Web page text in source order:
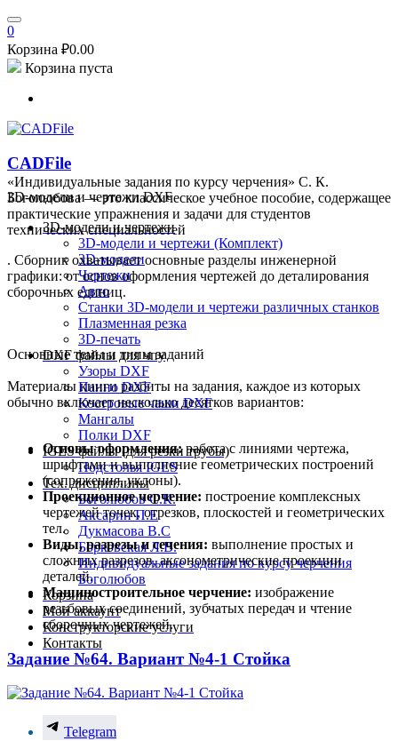
0
Корзина ₽0.00
Корзина пуста
CADFile
3D-модели и чертежи DXF
3D-модели и чертежи
3D-модели и чертежи (Комплект)
3D-модели
Чертежи
Авто
Станки 3D-модели и чертежи различных станков
Плазменная резка
3D-печать
DXF файлы для чпу
Узоры DXF
Панно DXF
Костровые чаши DXF
Мангалы
Полки DXF
IGES файлы (для резки трубы)
Подстолья IGES
Тех. дисциплины
Боголюбов С.К.
Аксарин П.Е
Дукмасова В.С
Борковская Л.В.
Индивидуальные задания по курсу черчения
Боголюбов
Корзина
Мой аккаунт
Конструкторские услуги
Контакты
«Индивидуальные задания по курсу черчения» С. К.
Боголюбова — это классическое учебное пособие, содержащее
практические упражнения и задачи для студентов
технических специальностей
. Сборник охватывает основные разделы инженерной
графики: от основ оформления чертежей до деталирования
сборочных единиц.
Основные темы и типы заданий
Материалы книги разбиты на задания, каждое из которых
обычно включает несколько десятков вариантов:
Основы оформления:работа с линиями чертежа,
шрифтами и выполнение геометрических построений
(сопряжения, уклоны).
Проекционное черчение: построение комплексных
чертежей точек, отрезков, плоскостей и геометрических
тел.
Виды, разрезы и сечения: выполнение простых и
сложных разрезов, аксонометрические проекции
деталей.
Машиностроительное черчение: изображение
резьбовых соединений, зубчатых передач и чтение
сборочных чертежей.
Задание №64. Вариант №4-1 Стойка
Telegram